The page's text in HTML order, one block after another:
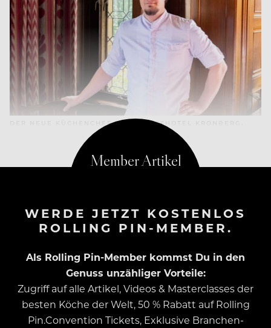
DER NEUE KÜCHENCHEF IM SCHLOSSHOTEL KRONBERG.
WERDE JETZT KOSTENLOS
ROLLING PIN-MEMBER.
Als Rolling Pin-Member kommst Du in den
Genuss unzähliger Vorteile:
Zugriff auf alle Artikel, Videos & Masterclasses der
besten Köche der Welt, 50 % Rabatt auf Rolling
Pin.Convention Tickets, Exklusive Branchen-